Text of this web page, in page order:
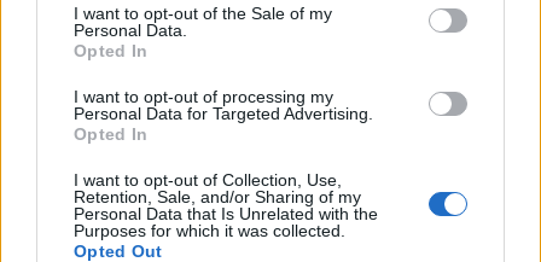
I want to opt-out of the Sale of my
Personal Data.
Opted In
I want to opt-out of processing my
Personal Data for Targeted Advertising.
Opted In
I want to opt-out of Collection, Use,
Retention, Sale, and/or Sharing of my
Personal Data that Is Unrelated with the
Purposes for which it was collected.
Opted Out